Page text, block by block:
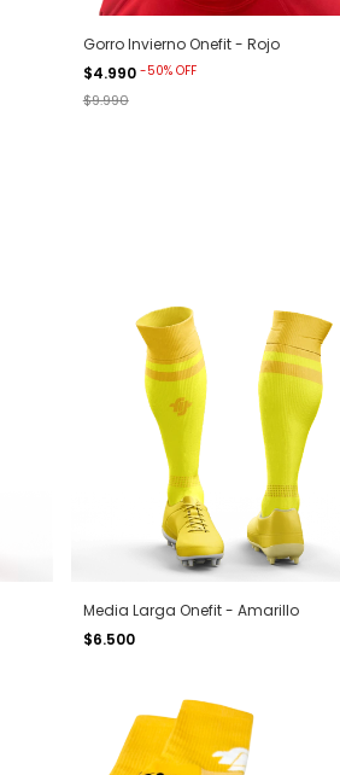
Gorro Invierno Onefit - Rojo
$4.990 -50% OFF
$9.990
Media Larga Onefit - Amarillo
$6.500